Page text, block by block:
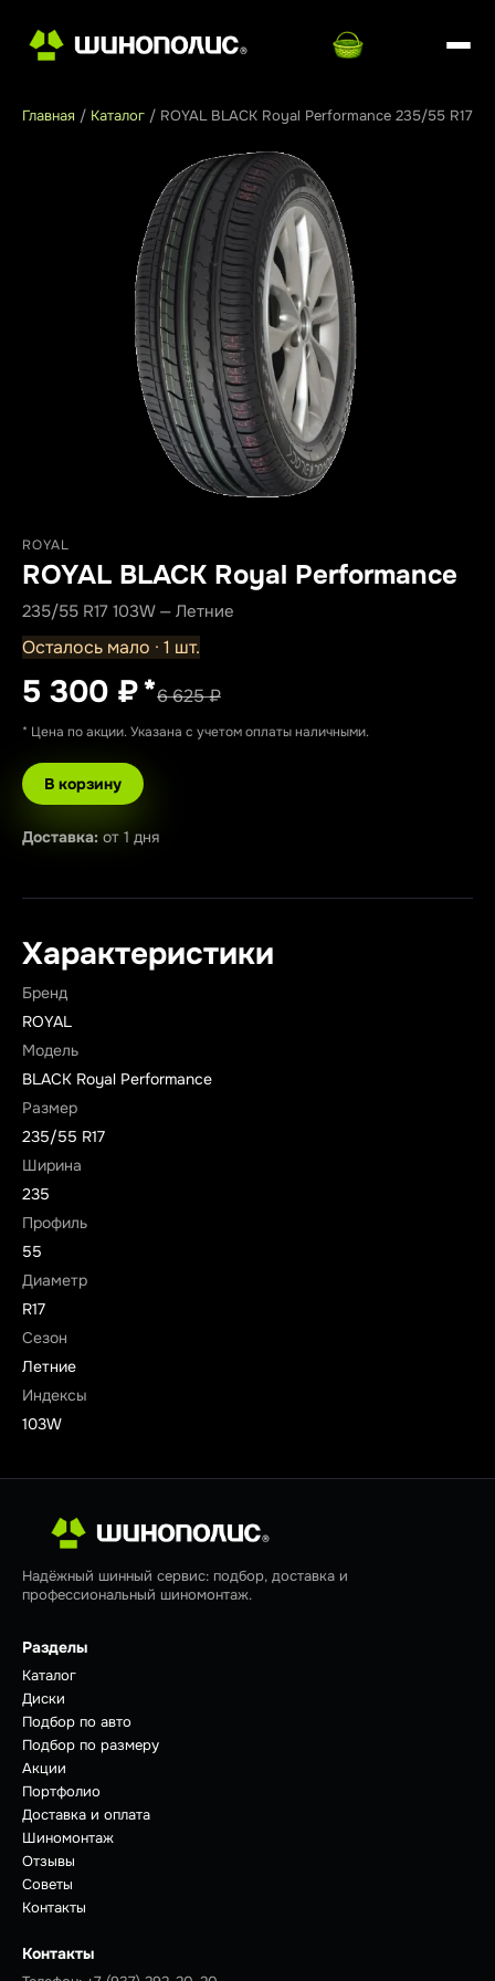
Главная / Каталог / ROYAL BLACK Royal Performance 235/55 R17
ROYAL
ROYAL BLACK Royal Performance
235/55 R17 103W — Летние
Осталось мало · 1 шт.
5 300 ₽*6 625 ₽
* Цена по акции. Указана с учетом оплаты наличными.
В корзину
Доставка: от 1 дня
Характеристики
Бренд
ROYAL
Модель
BLACK Royal Performance
Размер
235/55 R17
Ширина
235
Профиль
55
Диаметр
R17
Сезон
Летние
Индексы
103W
Надёжный шинный сервис: подбор, доставка и
профессиональный шиномонтаж.
Разделы
Каталог
Диски
Подбор по авто
Подбор по размеру
Акции
Портфолио
Доставка и оплата
Шиномонтаж
Отзывы
Советы
Контакты
Контакты